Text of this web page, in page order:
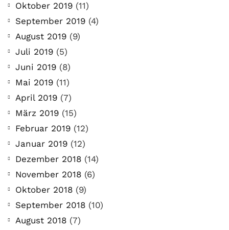
Oktober 2019 (11)
September 2019 (4)
August 2019 (9)
Juli 2019 (5)
Juni 2019 (8)
Mai 2019 (11)
April 2019 (7)
März 2019 (15)
Februar 2019 (12)
Januar 2019 (12)
Dezember 2018 (14)
November 2018 (6)
Oktober 2018 (9)
September 2018 (10)
August 2018 (7)